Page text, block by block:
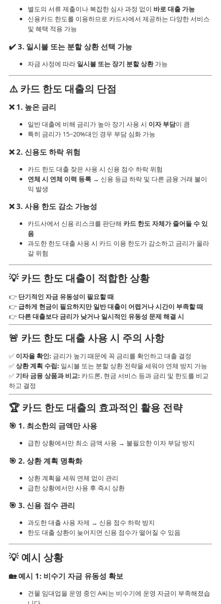
별도의 서류 제출이나 복잡한 심사 과정 없이 바로 대출 가능
신용카드 한도를 이용하므로 카드사에서 제공하는 다양한 서비스
및 혜택 적용 가능
✔️ 3. 일시불 또는 분할 상환 선택 가능
자금 사정에 따라 일시불 또는 장기 분할 상환가능
⚠️카드 한도 대출의 단점
❌ 1. 높은 금리
일반 대출에 비해 금리가 높아 장기 사용 시 이자 부담이 큼
특히 금리가 15~20%대인 경우 부담 심화 가능
❌ 2. 신용도 하락 위험
카드 한도 대출 잦은 사용 시 신용 점수 하락 위험
연체 시 연체 이력 등록 → 신용 등급 하락 및 다른 금융 거래 불이
익 발생
❌ 3. 사용 한도 감소 가능성
카드사에서 신용 리스크를 판단해 카드 한도 자체가 줄어들 수 있
음
과도한 한도 대출 사용 시 카드 이용 한도가 감소하고 금리가 올라
갈 위험
💡카드 한도 대출이 적합한 상황
👉 단기적인 자금 유동성이 필요할 때
👉 급하게 현금이 필요하지만 일반 대출이 어렵거나 시간이 부족할 때
👉 다른 대출보다 금리가 낮거나 일시적인 유동성 문제 해결 시
🚨 카드 한도 대출 사용 시 주의 사항
✅ 이자율 확인: 금리가 높기 때문에 꼭 금리를 확인하고 대출 결정
✅상환 계획 수립: 일시불 또는 분할 상환 전략을 세워야 연체 방지 가능
✅ 기타 금융 상품과 비교: 카드론, 현금 서비스 등과 금리 및 한도를 비교
하고 결정
🏆 카드 한도 대출의 효과적인 활용 전략
🎯 1. 최소한의 금액만 사용
급한 상황에서만 최소 금액 사용 → 불필요한 이자 부담 방지
🎯 2. 상환 계획 명확화
상환 계획을 세워 연체 없이 관리
급한 상황에서만 사용 후 즉시 상환
🎯 3. 신용 점수 관리
과도한 대출 사용 자제 → 신용 점수 하락 방지
한도 대출 상환이 늦어지면 신용 점수가 떨어질 수 있음
💡예시 상황
🏡예시 1: 비수기 자금 유동성 확보
건물 임대업을 운영 중인 A씨는 비수기에 운영 자금이 부족해졌습